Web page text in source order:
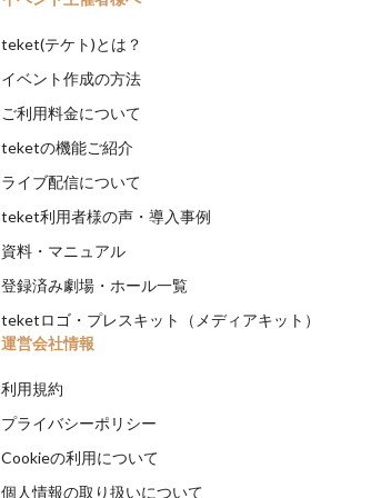
teket(テケト)とは？
イベント作成の方法
ご利用料金について
teketの機能ご紹介
ライブ配信について
teket利用者様の声・導入事例
資料・マニュアル
登録済み劇場・ホール一覧
teketロゴ・プレスキット（メディアキット）
運営会社情報
利用規約
プライバシーポリシー
Cookieの利用について
個人情報の取り扱いについて